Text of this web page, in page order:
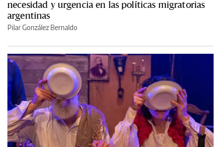
necesidad y urgencia en las políticas migratorias
argentinas
Pilar González Bernaldo